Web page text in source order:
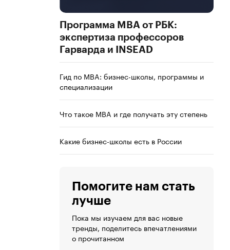
Программа MBA от РБК:
экспертиза профессоров
Гарварда и INSEAD
Гид по MBA: бизнес-школы, программы и
специализации
Что такое MBA и где получать эту степень
Какие бизнес-школы есть в России
Помогите нам стать
лучше
Пока мы изучаем для вас новые
тренды, поделитесь впечатлениями
о прочитанном